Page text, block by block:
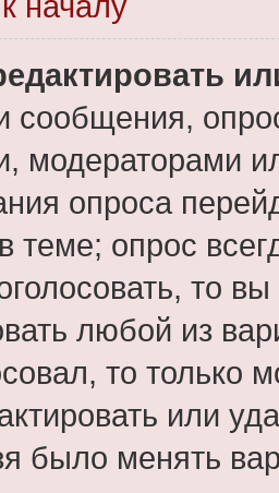
сообщения,
модераторами
опроса
теме; опрос
то
любой из
то только
или
было менять